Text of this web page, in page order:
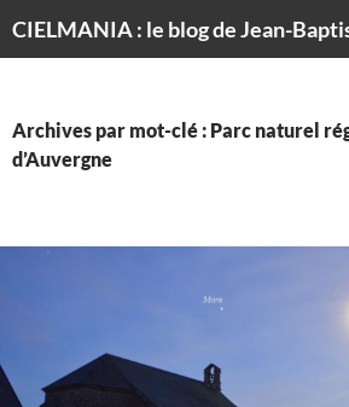
Archives par mot-clé : Parc naturel
d’Auvergne